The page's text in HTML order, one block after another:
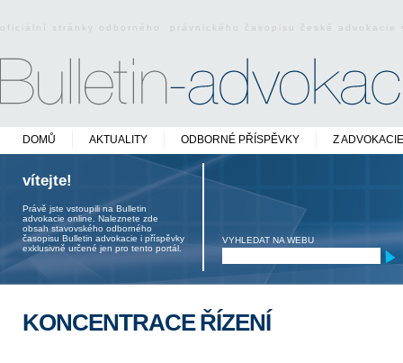
oficiální stránky odborného právnického časopisu české
DOMŮ AKTUALITY ODBORNÉ PŘÍSPĚVKY Z ADVOKACIE
vítejte!
Právě jste vstoupili na Bulletin
advokacie online. Naleznete zde
obsah stavovského odborného
časopisu Bulletin advokacie i příspěvky
exklusivně určené jen pro tento portál.
VYHLEDAT NA WEBU
KONCENTRACE ŘÍZENÍ